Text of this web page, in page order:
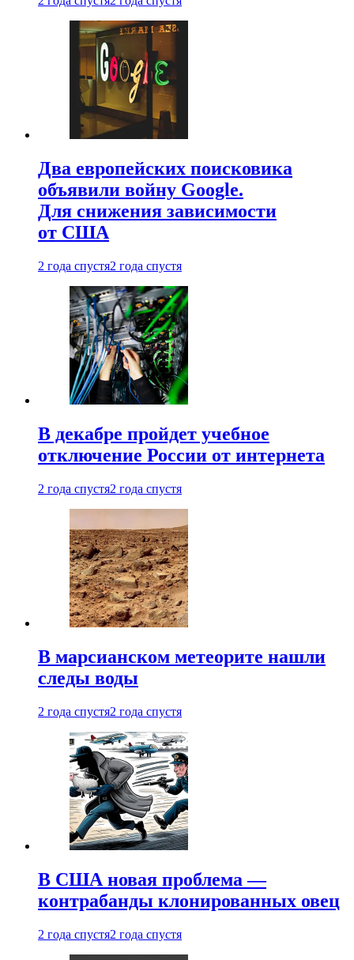
Два европейских поисковика
объявили войну Google.
Для снижения зависимости
от США
2 года спустя2 года спустя
В декабре пройдет учебное
отключение России от интернета
2 года спустя2 года спустя
В марсианском метеорите нашли
следы воды
2 года спустя2 года спустя
В США новая проблема —
контрабанды клонированных овец
2 года спустя2 года спустя